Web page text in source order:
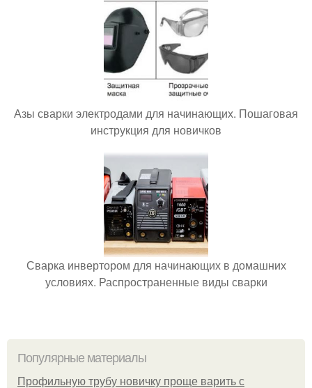
Азы сварки электродами для начинающих. Пошаговая
инструкция для новичков
Сварка инвертором для начинающих в домашних
условиях. Распространенные виды сварки
Популярные материалы
Профильную трубу новичку проще варить с